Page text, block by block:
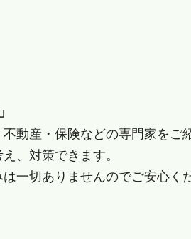
動産・保険などの専門家をご
、対策できます。
一切ありませんのでご安心く